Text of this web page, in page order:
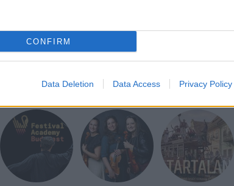
CONFIRM
Data Deletion Data Access Privacy Policy